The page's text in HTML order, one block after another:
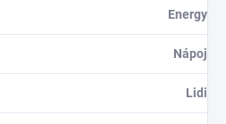
Energy
Nápoj
Lidi